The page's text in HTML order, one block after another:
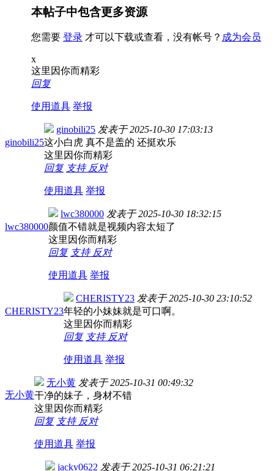
本帖子中包含更多资源
您需要 登录 才可以下载或查看，没有帐号？ 成为会员
x
这里因你而精彩
回复
使用道具 举报
ginobili25
ginobili25 发表于2025-10-30 17:03:13
这小白虎 真不是盖的 还挺欢乐
这里因你而精彩
回复 支持 反对
使用道具 举报
lwc380000
lwc380000 发表于2025-10-30 18:32:15
颜值不错就是视频内容太短了
这里因你而精彩
回复 支持 反对
使用道具 举报
CHERISTY23
CHERISTY23 发表于2025-10-30 23:10:52
年轻的小妹妹就是可口啊。
这里因你而精彩
回复 支持 反对
使用道具 举报
无小黄
无小黄 发表于2025-10-31 00:49:32
干净的妹子，身材不错
这里因你而精彩
回复 支持 反对
使用道具 举报
jacky0622 发表于2025-10-31 06:21:21